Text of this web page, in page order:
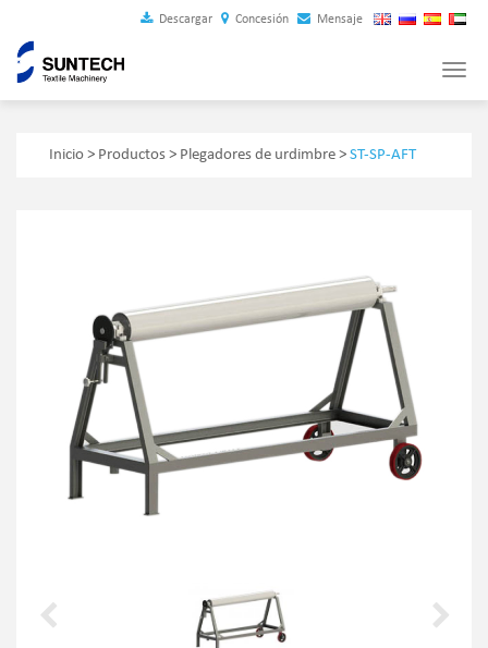
Descargar Concesión Mensaje
Inicio > Productos > Plegadores de urdimbre > ST-SP-AFT